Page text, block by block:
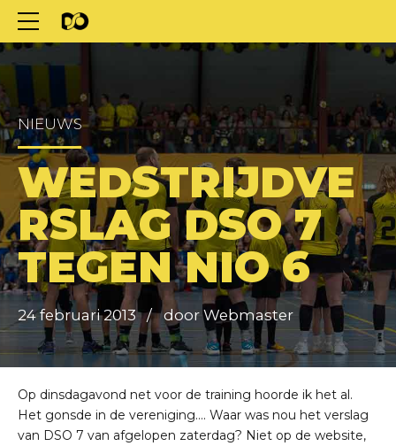
NIEUWS
WEDSTRIJDVE
RSLAG DSO 7
TEGEN NIO 6
24 februari 2013 door Webmaster
Op dinsdagavond net voor de training hoorde ik het al.
Het gonsde in de vereniging…. Waar was nou het verslag
van DSO 7 van afgelopen zaterdag? Niet op de website,